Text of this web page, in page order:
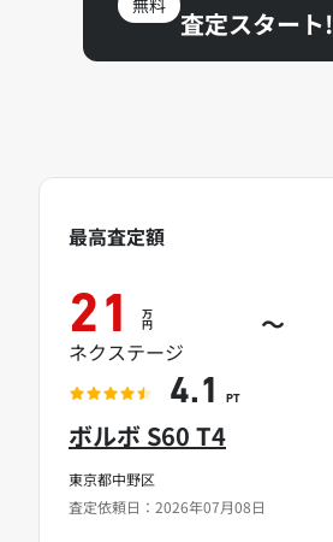
無料
査定スタート!
東京都中野区
査定依頼日：2026年07月08日
ボルボ S60 T4
最高査定額
21 万
円 ～
ネクステージ
4.1 PT